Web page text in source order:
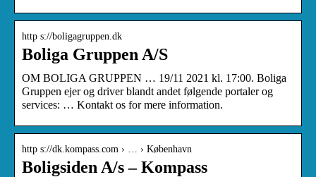
http s://boligagruppen.dk
Boliga Gruppen A/S
OM BOLIGA GRUPPEN … 19/11 2021 kl. 17:00. Boliga
Gruppen ejer og driver blandt andet følgende portaler og
services: … Kontakt os for mere information.
http s://dk.kompass.com › … › København
Boligsiden A/s – Kompass